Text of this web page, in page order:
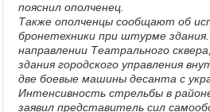
пояснил ополченец.
Также ополченцы сообщают об
бронетехники при штурме
направлении Театрального
здания городского управления
две боевые машины десанта с
Интенсивность стрельбы в
заявил представитель сил